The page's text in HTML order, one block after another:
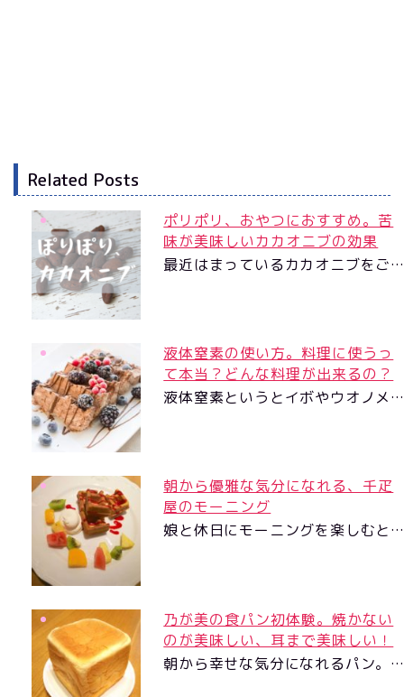
Related Posts
ポリポリ、おやつにおすすめ。苦
味が美味しいカカオニブの効果
最近はまっているカカオニブをご
液体窒素の使い方。料理に使うっ
て本当？どんな料理が出来るの？
液体窒素というとイボやウオノメ
朝から優雅な気分になれる、千疋
屋のモーニング
娘と休日にモーニングを楽しむと
乃が美の食パン初体験。焼かない
のが美味しい、耳まで美味しい！
朝から幸せな気分になれるパン。